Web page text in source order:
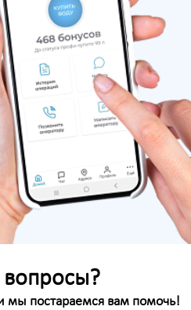
мы постараемся вам помочь!